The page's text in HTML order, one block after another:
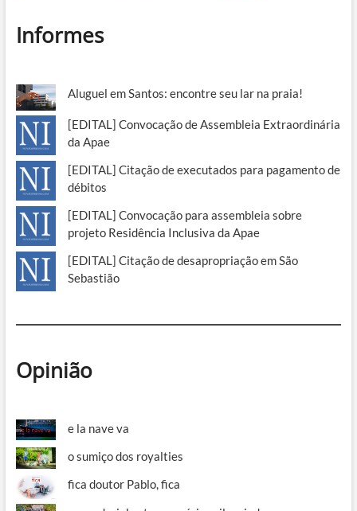
Informes
Aluguel em Santos: encontre seu lar na praia!
[EDITAL] Convocação de Assembleia Extraordinária
da Apae
[EDITAL] Citação de executados para pagamento de
débitos
[EDITAL] Convocação para assembleia sobre
projeto Residência Inclusiva da Apae
[EDITAL] Citação de desapropriação em São
Sebastião
Opinião
e la nave va
o sumiço dos royalties
fica doutor Pablo, fica